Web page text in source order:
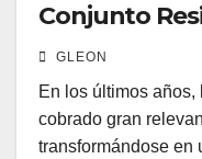
Conjunto
GLEON
En los últimos
cobrado gran
transformándose